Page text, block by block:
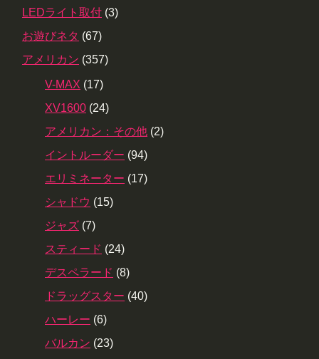
LEDライト取付 (3)
お遊びネタ (67)
アメリカン (357)
V-MAX (17)
XV1600 (24)
アメリカン：その他 (2)
イントルーダー (94)
エリミネーター (17)
シャドウ (15)
ジャズ (7)
スティード (24)
デスペラード (8)
ドラッグスター (40)
ハーレー (6)
バルカン (23)